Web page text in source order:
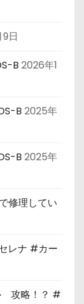
日
B 2026年1
B 2025年
B 2025年
修理してい
レナ #カー
攻略！？ #